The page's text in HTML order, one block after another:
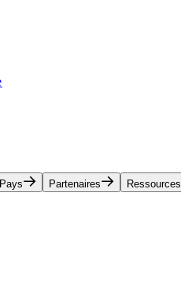
Pays​​ Partenaires​​ Ressources​​